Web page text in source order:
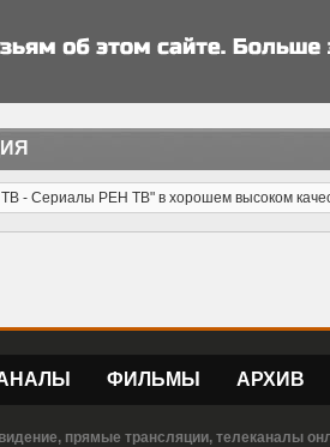
- Сериалы РЕН ТВ" в хорошем высоком
ФИЛЬМЫ АРХИВ
прямые трансляции, телеканалы